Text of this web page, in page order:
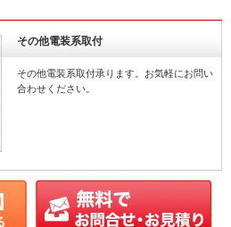
その他電装系取付
その他電装系取付承ります。お気軽にお問い
合わせください。